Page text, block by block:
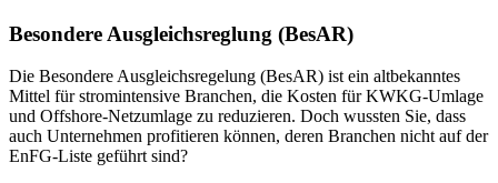
Besondere Ausgleichsreglung (BesAR)
Die Besondere Ausgleichsregelung (BesAR) ist ein altbekanntes
Mittel für stromintensive Branchen, die Kosten für KWKG-Umlage
und Offshore-Netzumlage zu reduzieren. Doch wussten Sie, dass
auch Unternehmen profitieren können, deren Branchen nicht auf der
EnFG-Liste geführt sind?